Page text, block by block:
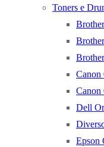
Toners e
Canon
Canon
Dell
Epson